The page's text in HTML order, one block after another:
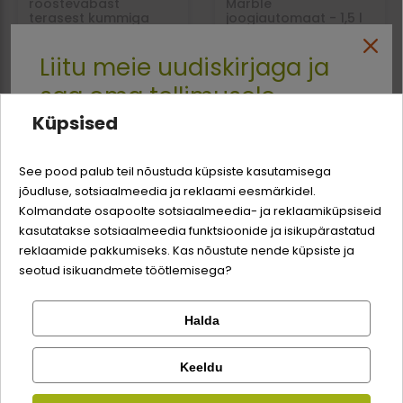
4,79 €
väljamüüdud
6,93 € 8,52 €
-2,68 €
Marble
joogiautomaat 3L - 3 l
Marble
söögiautomaat - 3 l
Kontrolli tellimust
Logi sisse
Registreeru
Facebook
Liitu meie uudiskirjaga ja
saa oma tellimusele
-3% soodustust
Sina ja su perekonna parim sõber väärite veel
odavamat hinda!
Lemmikloom
Kauplus
Küpsised
See pood palub teil nõustuda küpsiste kasutamisega
jõudluse, sotsiaalmeedia ja reklaami eesmärkidel.
Kolmandate osapoolte sotsiaalmeedia- ja reklaamiküpsiseid
kasutatakse sotsiaalmeedia funktsioonide ja isikupärastatud
reklaamide pakkumiseks. Kas nõustute nende küpsiste ja
seotud isikuandmete töötlemisega?
Halda
Keeldu